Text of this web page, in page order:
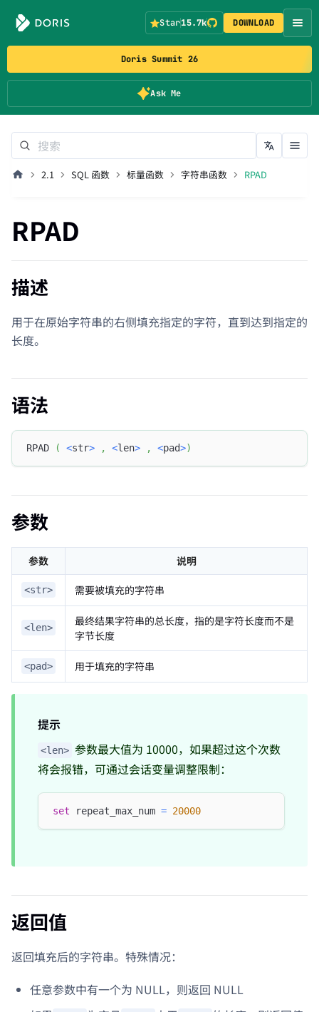
Doris Summit 26
Ask Me
Star15.7k DOWNLOAD
2.1 SQL 函数 标量函数 字符串函数 RPAD
RPAD
描述
用于在原始字符串的右侧填充指定的字符，直到达到指定的
长度。
语法
RPAD ( <str> , <len> , <pad>)
参数
参数 说明
<str> 需要被填充的字符串
<len>
最终结果字符串的总长度，指的是字符长度而不是
字节长度
<pad> 用于填充的字符串
提示
<len> 参数最大值为 10000，如果超过这个次数
将会报错，可通过会话变量调整限制：
set repeat_max_num = 20000
返回值
返回填充后的字符串。特殊情况：
任意参数中有一个为 NULL，则返回 NULL